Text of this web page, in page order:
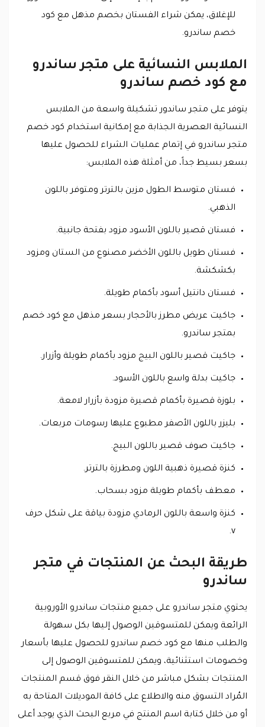
للإغلاق، يمكن شراء الفستان بخصم مذهل مع كود
خصم ساندرو.
الملابس النسائية على متجر ساندرو
مع كود خصم ساندرو
يتوفر على متجر ساندور تشكيلة واسعة من الملابس
النسائية العصرية الجذابة مع إمكانية استخدام كود خصم
متجر ساندرو في إتمام عمليات الشراء للحصول عليها
بسعر بسيط جداً، من أمثلة هذه الملابس:
فستان متوسط الطول مزين بالترتر ومتوفر باللون
الذهبي.
فستان قصير باللون الأسود مزود بفتحة جانبية.
فستان طويل باللون الأخضر مصنوع من الستان ومزود
بكشكشة.
فستان دانتيل أسود بأكمام طويلة.
جاكيت عريض مطرز بالأحجار بسعر مذهل مع كود خصم
بمتجر ساندرو.
جاكيت قصير باللون البيج مزود بأكمام طويلة وأزرار.
جاكيت بدلة واسع باللون الأسود.
بلوزة قصيرة بأكمام قصيرة مزودة بأزرار لامعة.
بليزر باللون الأصفر مطبوع عليها رسومات مربعات.
جاكيت صوف قصير باللون البيج.
كنزة قصيرة ذهبية اللون ومطرزة بالترتر.
معطف بأكمام طويلة مزود بسحاب.
كنزة واسعة باللون الرمادي مزودة بياقة على شكل حرف
v.
طريقة البحث عن المنتجات في متجر
ساندرو
يحتوي متجر ساندرو على جميع منتجات ساندرو الأوروبية
الرائعة ويمكن للمتسوقين الوصول إليها بكل سهولة
والطلب منها مع كود خصم ساندرو للحصول عليها بأسعار
وخصومات استثنائية، ويمكن للمتسوقين الوصول إلى
المنتجات بشكل مباشر من خلال النقر فوق قسم المنتجات
المُراد التسوق منه والاطلاع على كافة الموديلات المتاحة به
أو من خلال كتابة اسم المنتج في مربع البحث الذي يوجد أعلى